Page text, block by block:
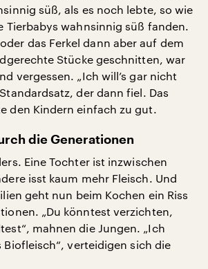
süß, als es noch lebte, so wie
Tierbabys wahnsinnig süß fanden.
das Ferkel dann aber auf dem
Stücke geschnitten, war
vergessen. „Ich will’s gar nicht
der dann fiel. Das
den Kindern einfach zu gut.
die Generationen
Eine Tochter ist inzwischen
isst kaum mehr Fleisch. Und
geht nun beim Kochen ein Riss
„Du könntest verzichten,
mahnen die Jungen. „Ich
Biofleisch“, verteidigen sich die